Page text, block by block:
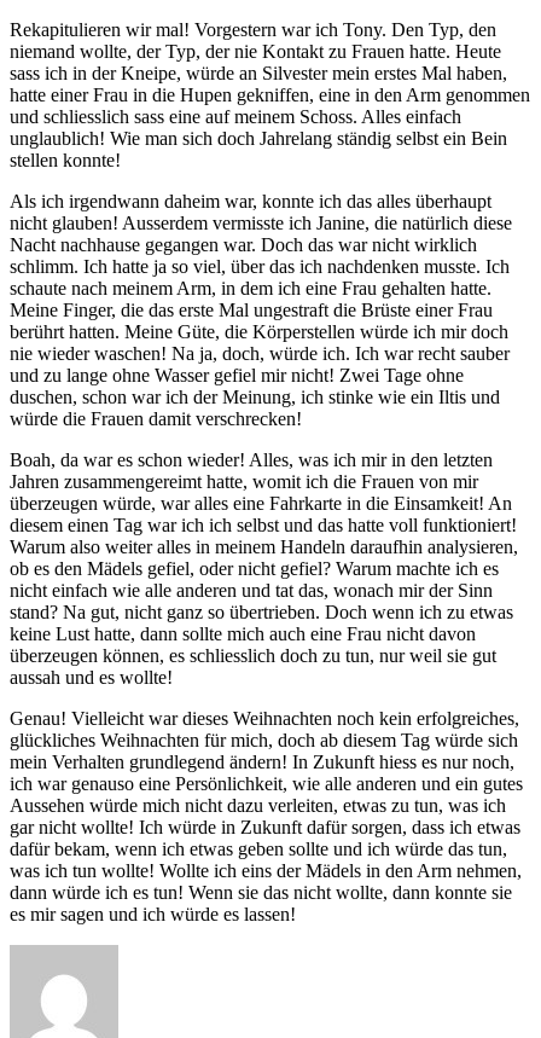
Rekapitulieren wir mal! Vorgestern war ich Tony. Den Typ, den
niemand wollte, der Typ, der nie Kontakt zu Frauen hatte. Heute
sass ich in der Kneipe, würde an Silvester mein erstes Mal haben,
hatte einer Frau in die Hupen gekniffen, eine in den Arm genommen
und schliesslich sass eine auf meinem Schoss. Alles einfach
unglaublich! Wie man sich doch Jahrelang ständig selbst ein Bein
stellen konnte!
Als ich irgendwann daheim war, konnte ich das alles überhaupt
nicht glauben! Ausserdem vermisste ich Janine, die natürlich diese
Nacht nachhause gegangen war. Doch das war nicht wirklich
schlimm. Ich hatte ja so viel, über das ich nachdenken musste. Ich
schaute nach meinem Arm, in dem ich eine Frau gehalten hatte.
Meine Finger, die das erste Mal ungestraft die Brüste einer Frau
berührt hatten. Meine Güte, die Körperstellen würde ich mir doch
nie wieder waschen! Na ja, doch, würde ich. Ich war recht sauber
und zu lange ohne Wasser gefiel mir nicht! Zwei Tage ohne
duschen, schon war ich der Meinung, ich stinke wie ein Iltis und
würde die Frauen damit verschrecken!
Boah, da war es schon wieder! Alles, was ich mir in den letzten
Jahren zusammengereimt hatte, womit ich die Frauen von mir
überzeugen würde, war alles eine Fahrkarte in die Einsamkeit! An
diesem einen Tag war ich ich selbst und das hatte voll funktioniert!
Warum also weiter alles in meinem Handeln daraufhin analysieren,
ob es den Mädels gefiel, oder nicht gefiel? Warum machte ich es
nicht einfach wie alle anderen und tat das, wonach mir der Sinn
stand? Na gut, nicht ganz so übertrieben. Doch wenn ich zu etwas
keine Lust hatte, dann sollte mich auch eine Frau nicht davon
überzeugen können, es schliesslich doch zu tun, nur weil sie gut
aussah und es wollte!
Genau! Vielleicht war dieses Weihnachten noch kein erfolgreiches,
glückliches Weihnachten für mich, doch ab diesem Tag würde sich
mein Verhalten grundlegend ändern! In Zukunft hiess es nur noch,
ich war genauso eine Persönlichkeit, wie alle anderen und ein gutes
Aussehen würde mich nicht dazu verleiten, etwas zu tun, was ich
gar nicht wollte! Ich würde in Zukunft dafür sorgen, dass ich etwas
dafür bekam, wenn ich etwas geben sollte und ich würde das tun,
was ich tun wollte! Wollte ich eins der Mädels in den Arm nehmen,
dann würde ich es tun! Wenn sie das nicht wollte, dann konnte sie
es mir sagen und ich würde es lassen!